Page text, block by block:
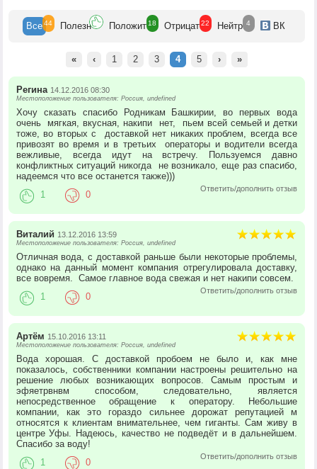
доброкачественной питьевой водой, созданной самой природой.
Все 44 Полезн Положит 18 Отрицат 22 Нейтр 4 ВК
« ‹ 1 2 3 4 5 › »
Регина 14.12.2016 08:30
Местоположение пользователя: Россия, undefined
Хочу сказать спасибо Родникам Башкирии, во первых вода
очень мягкая, вкусная, накипи нет, пьем всей семьей и детки
тоже, во вторых с доставкой нет никаких проблем, всегда все
привозят во время и в третьих операторы и водители всегда
вежливые, всегда идут на встречу. Пользуемся давно
конфликтных ситуаций никогда не возникало, еще раз спасибо,
надеемся что все останется также)))
Ответить/дополнить отзыв
1 0
Виталий 13.12.2016 13:59
Местоположение пользователя: Россия, undefined
Отличная вода, с доставкой раньше были некоторые проблемы,
однако на данный момент компания отрегулировала доставку,
все вовремя. Самое главное вода свежая и нет накипи совсем.
Ответить/дополнить отзыв
1 0
Артём 15.10.2016 13:11
Местоположение пользователя: Россия, undefined
Вода хорошая. С доставкой пробоем не было и, как мне
показалось, собственники компании настроены решительно на
решение любых возникающих вопросов. Самым простым и
эфяетрвнвм способом, следовательно, является
непосредственное обращение к оператору. Небольшие
компании, как это гораздо сильнее дорожат репутацией м
относятся к клиентам внимательнее, чем гиганты. Сам живу в
центре Уфы. Надеюсь, качество не подведёт и в дальнейшем.
Спасибо за воду!
Ответить/дополнить отзыв
1 0